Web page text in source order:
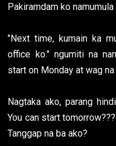
Pakiramdam ko namumula
"Next time, kumain ka
office ko." ngumiti na
start on Monday at wag
Nagtaka ako, parang
You can start
Tanggap na ba ako?